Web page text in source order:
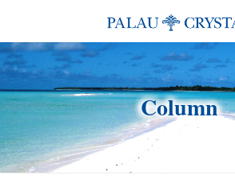
Column